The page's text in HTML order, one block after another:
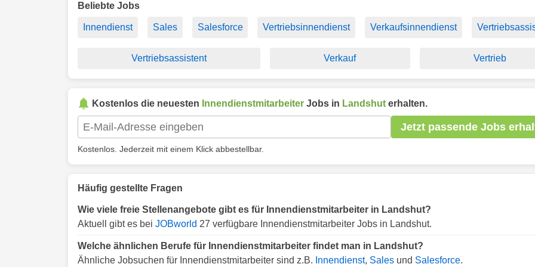
Beliebte Jobs
Innendienst Sales Salesforce Vertriebsinnendienst Verkaufsinnendienst
Vertriebsassistent Verkauf Vertrieb
Kostenlos die neuesten Innendienstmitarbeiter Jobs in Landshut erhalten.
Jetzt passende Jobs
Kostenlos. Jederzeit mit einem Klick abbestellbar.
Häufig gestellte Fragen
Wie viele freie Stellenangebote gibt es für Innendienstmitarbeiter in Landshut?
Aktuell gibt es bei JOBworld 27 verfügbare Innendienstmitarbeiter Jobs in Landshut.
Welche ähnlichen Berufe für Innendienstmitarbeiter findet man in Landshut?
Ähnliche Jobsuchen für Innendienstmitarbeiter sind z.B. Innendienst, Sales und Salesforce.